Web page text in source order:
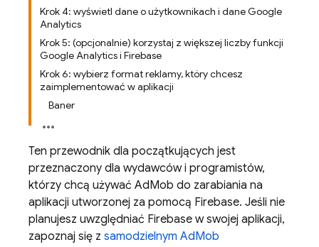
Krok 4: wyświetl dane o użytkownikach i dane Google
Analytics
Krok 5: (opcjonalnie) korzystaj z większej liczby funkcji
Google Analytics i Firebase
Krok 6: wybierz format reklamy, który chcesz
zaimplementować w aplikacji
Baner
Ten przewodnik dla początkujących jest
przeznaczony dla wydawców i programistów,
którzy chcą używać AdMob do zarabiania na
aplikacji utworzonej za pomocą Firebase. Jeśli nie
planujesz uwzględniać Firebase w swojej aplikacji,
zapoznaj się z samodzielnym AdMob